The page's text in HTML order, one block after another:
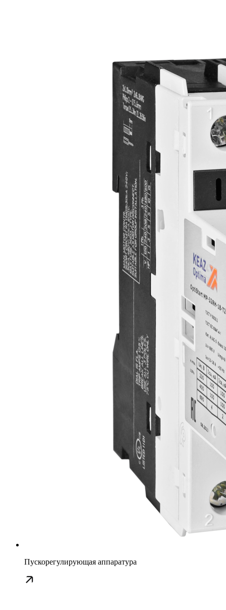
Пускорегулирующая аппаратура